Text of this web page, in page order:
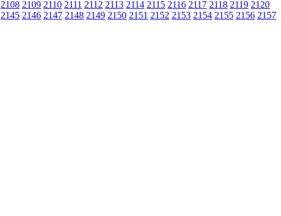
2108 2109 2110 2111 2112 2113 2114 2115 2116 2117 2118 2119 2120
2145 2146 2147 2148 2149 2150 2151 2152 2153 2154 2155 2156 2157